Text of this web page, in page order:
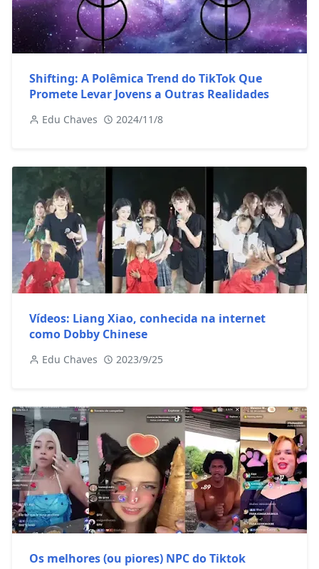
Shifting: A Polêmica Trend do TikTok Que
Promete Levar Jovens a Outras Realidades
Edu Chaves 2024/11/8
Vídeos: Liang Xiao, conhecida na internet
como Dobby Chinese
Edu Chaves 2023/9/25
Os melhores (ou piores) NPC do Tiktok